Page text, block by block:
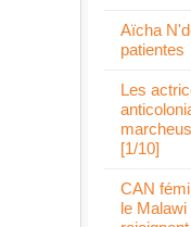
Aïcha
patientes
Les
[1/10]
CAN
le